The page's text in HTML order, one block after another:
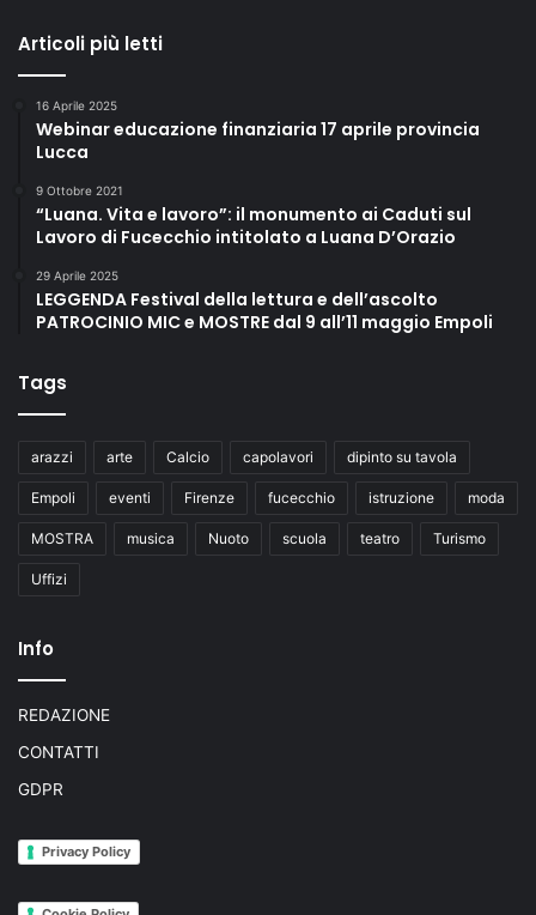
Articoli più letti
16 Aprile 2025
Webinar educazione finanziaria 17 aprile provincia
Lucca
9 Ottobre 2021
“Luana. Vita e lavoro”: il monumento ai Caduti sul
Lavoro di Fucecchio intitolato a Luana D’Orazio
29 Aprile 2025
LEGGENDA Festival della lettura e dell’ascolto
PATROCINIO MIC e MOSTRE dal 9 all’11 maggio Empoli
Tags
arazzi arte Calcio capolavori dipinto su tavola
Empoli eventi Firenze fucecchio istruzione moda
MOSTRA musica Nuoto scuola teatro Turismo
Uffizi
Info
REDAZIONE
CONTATTI
GDPR
Privacy Policy